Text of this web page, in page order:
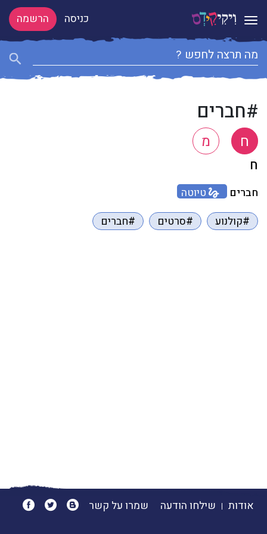
Toggle navigation כניסה הרשמה
#חברים
ח מ
ח
חברים
טיוטה
#קולנוע
#סרטים #חברים
אודות שילחו הודעה שמרו על קשר